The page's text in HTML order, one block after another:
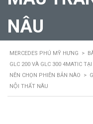
NÂU
MERCEDES PHÚ MỸ HƯNG >
GLC 200 VÀ GLC 300 4MATIC
NÊN CHỌN PHIÊN BẢN NÀO
>
NỘI THẤT NÂU